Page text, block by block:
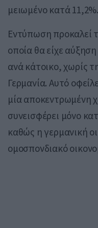
μειωμένο κατά 11,2%.
Εντύπωση προκαλεί
οποία θα είχε
ανά κάτοικο, χωρίς
Γερμανία. Αυτό
μία αποκεντρωμένη
συνεισφέρει μόνο
καθώς η γερμανική
ομοσπονδιακό